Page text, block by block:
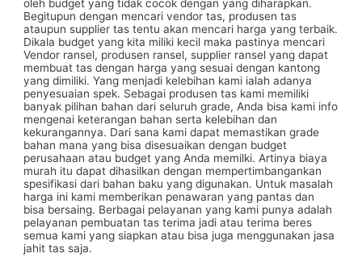
oleh budget yang tidak cocok dengan yang diharapkan.
Begitupun dengan mencari vendor tas, produsen tas
ataupun supplier tas tentu akan mencari harga yang terbaik.
Dikala budget yang kita miliki kecil maka pastinya mencari
Vendor ransel, produsen ransel, supplier ransel yang dapat
membuat tas dengan harga yang sesuai dengan kantong
yang dimiliki. Yang menjadi kelebihan kami ialah adanya
penyesuaian spek. Sebagai produsen tas kami memiliki
banyak pilihan bahan dari seluruh grade, Anda bisa kami info
mengenai keterangan bahan serta kelebihan dan
kekurangannya. Dari sana kami dapat memastikan grade
bahan mana yang bisa disesuaikan dengan budget
perusahaan atau budget yang Anda memilki. Artinya biaya
murah itu dapat dihasilkan dengan mempertimbangankan
spesifikasi dari bahan baku yang digunakan. Untuk masalah
harga ini kami memberikan penawaran yang pantas dan
bisa bersaing. Berbagai pelayanan yang kami punya adalah
pelayanan pembuatan tas terima jadi atau terima beres
semua kami yang siapkan atau bisa juga menggunakan jasa
jahit tas saja.